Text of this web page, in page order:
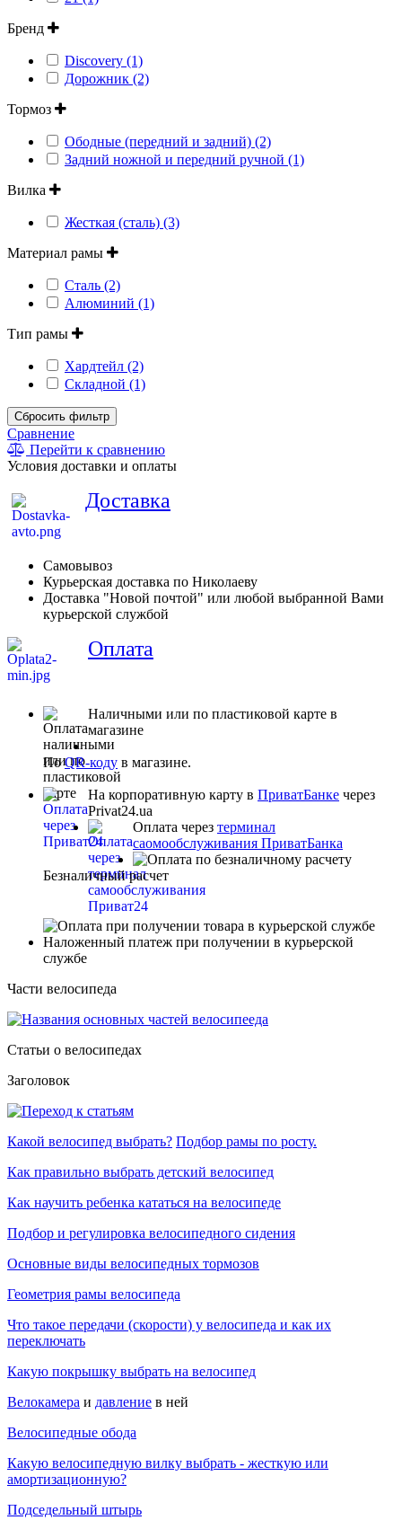
Бренд
Discovery (1)
Дорожник (2)
Тормоз
Ободные (передний и задний) (2)
Задний ножной и передний ручной (1)
Вилка
Жесткая (сталь) (3)
Материал рамы
Сталь (2)
Алюминий (1)
Тип рамы
Хардтейл (2)
Складной (1)
Сбросить фильтр
Сравнение
Перейти к сравнению
Условия доставки и оплаты
Доставка
Самовывоз
Курьерская доставка по Николаеву
Доставка "Новой почтой" или любой выбранной Вами
курьерской службой
Оплата
Наличными или по пластиковой карте в
магазине
ПоQR-коду в магазине.
На корпоративную карту в ПриватБанке через
Privat24.ua
Оплата через терминал
саомообслуживания ПриватБанка
Безналичный расчет
Наложенный платеж при получении в курьерской
службе
Части велосипеда
Статьи о велосипедах
Заголовок
Какой велосипед выбрать? Подбор рамы по росту.
Как правильно выбрать детский велосипед
Как научить ребенка кататься на велосипеде
Подбор и регулировка велосипедного сидения
Основные виды велосипедных тормозов
Геометрия рамы велосипеда
Что такое передачи (скорости) у велосипеда и как их
переключать
Какую покрышку выбрать на велосипед
Велокамера и давление в ней
Велосипедные обода
Какую велосипедную вилку выбрать - жесткую или
амортизационную?
Подседельный штырь